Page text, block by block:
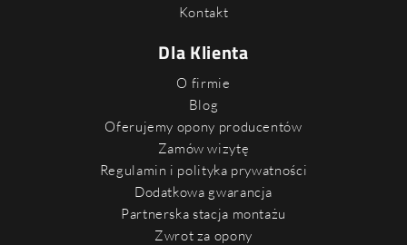
Kontakt
Dla Klienta
O firmie
Blog
Oferujemy opony producentów
Zamów wizytę
Regulamin i polityka prywatności
Dodatkowa gwarancja
Partnerska stacja montażu
Zwrot za opony